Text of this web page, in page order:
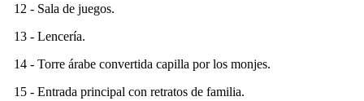
12 - Sala de juegos.
13 - Lencería.
14 - Torre árabe convertida capilla por los monjes.
15 - Entrada principal con retratos de familia.